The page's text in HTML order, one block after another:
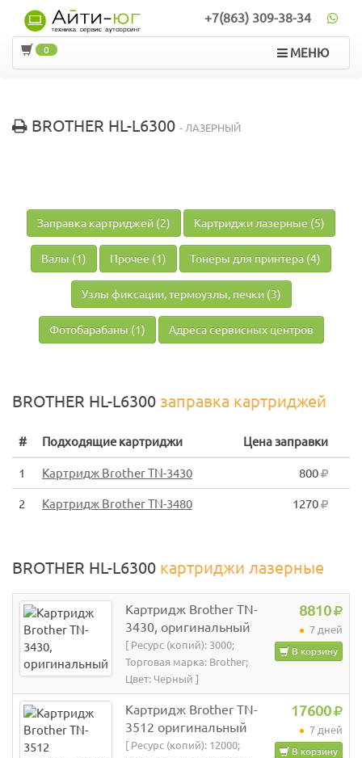
+7(863) 309-38-34
МЕНЮ
0
BROTHER HL-L6300 - ЛАЗЕРНЫЙ
Заправка картриджей (2) Картриджи лазерные (5)
Валы (1) Прочее (1) Тонеры для принтера (4)
Узлы фиксации, термоузлы, печки (3)
Фотобарабаны (1) Адреса сервисных центров
BROTHER HL-L6300 заправка картриджей
# Подходящие картриджи Цена заправки
1 Картридж Brother TN-3430 800
2 Картридж Brother TN-3480 1270
BROTHER HL-L6300 картриджи лазерные
Картридж Brother TN-
3430, оригинальный
[ Ресурс (копий): 3000;
Торговая марка: Brother;
Цвет: Черный ]
8810
7 дней
В корзину
Картридж Brother TN-
3512 оригинальный
[ Ресурс (копий): 12000;
17600
7 дней
В корзину